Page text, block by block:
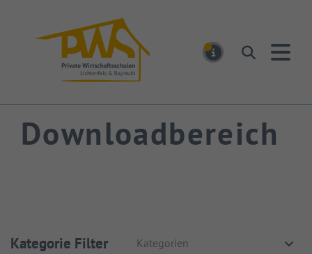
MELDUNGEN
Suchen
Downloadbereich
Kategorie Filter Kategorien